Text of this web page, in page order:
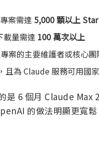
案需達 5,000 顆以上 Star
載量需達 100 萬次以上
案的主要維護者或核心團
且為 Claude 服務可用國
6 個月 Claude Max
的做法明顯更寬